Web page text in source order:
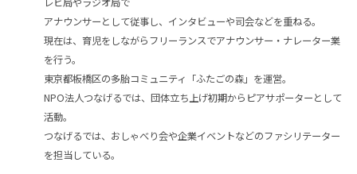
アナウンサーとして従事し、インタビューや司会などを重ねる。
現在は、育児をしながらフリーランスでアナウンサー・ナレーター業
を行う。
東京都板橋区の多胎コミュニティ「ふたごの森」を運営。
NPO法人つなげるでは、団体立ち上げ初期からピアサポーターとして
活動。
つなげるでは、おしゃべり会や企業イベントなどのファシリテーター
を担当している。